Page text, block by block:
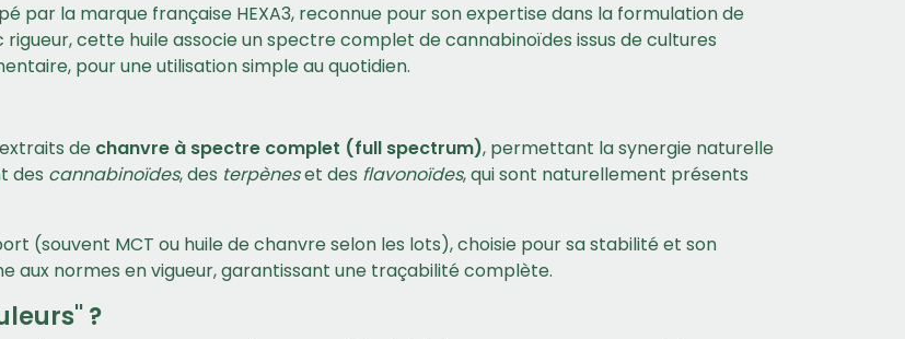
par la marque française HEXA3, reconnue pour son expertise dans la formulation de
cette huile associe un spectre complet de cannabinoïdes issus de cultures
pour une utilisation simple au quotidien.
de chanvre à spectre complet (full spectrum), permettant la synergie naturelle
des cannabinoïdes, des terpèneset des flavonoïdes, qui sont naturellement présents
(souvent MCT ou huile de chanvre selon les lots), choisie pour sa stabilité et son
aux normes en vigueur, garantissant une traçabilité complète.
?